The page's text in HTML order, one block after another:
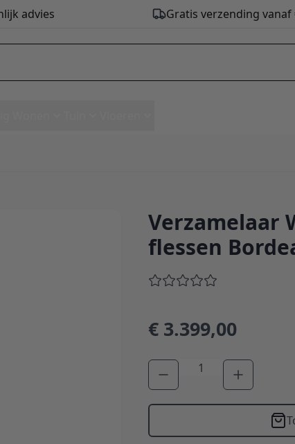
advies Gratis verzending vanaf
Bordeaux RoodVerzamelaar
flessen
€ 3.399,00
Aantal